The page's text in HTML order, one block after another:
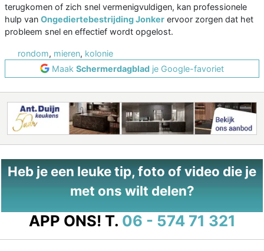
terugkomen of zich snel vermenigvuldigen, kan professionele
hulp van Ongediertebestrijding Jonker ervoor zorgen dat het
probleem snel en effectief wordt opgelost.
rondom, mieren, kolonie
Maak Schermerdagblad je Google-favoriet
Heb je een leuke tip, foto of video die je
met ons wilt delen?
APP ONS! T. 06 - 574 71 321